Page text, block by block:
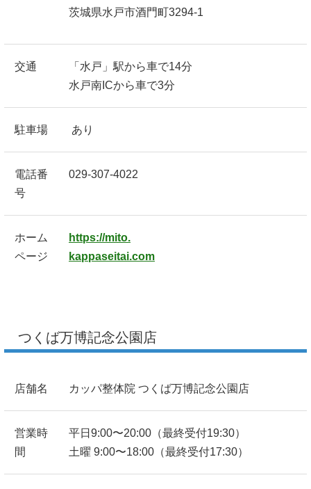
茨城県水戸市酒門町3294-1
交通
「水戸」駅から車で14分
水戸南ICから車で3分
駐車場 あり
電話番
号
029-307-4022
ホーム
ページ
https://mito.
kappaseitai.com
つくば万博記念公園店
店舗名 カッパ整体院 つくば万博記念公園店
営業時
間
平日9:00〜20:00（最終受付19:30）
土曜 9:00〜18:00（最終受付17:30）